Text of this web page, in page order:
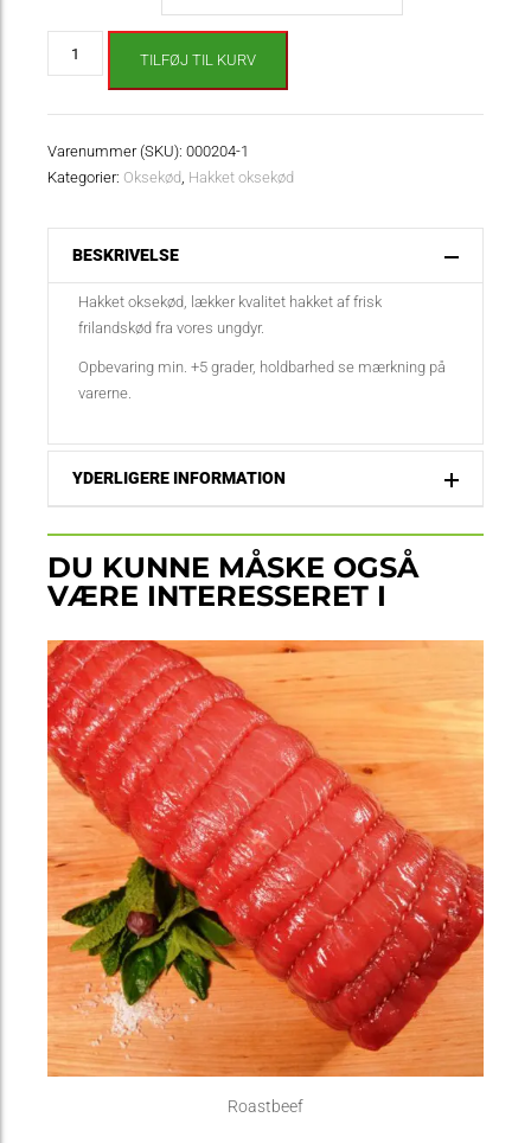
16-
20%
fedt
TILFØJ TIL KURV
Varenummer (SKU): 000204-1
Kategorier: Oksekød, Hakket oksekød
BESKRIVELSE
Hakket oksekød, lækker kvalitet hakket af frisk
frilandskød fra vores ungdyr.
Opbevaring min. +5 grader, holdbarhed se mærkning på
varerne.
YDERLIGERE INFORMATION
DU KUNNE MÅSKE OGSÅ
VÆRE INTERESSERET I
Roastbeef